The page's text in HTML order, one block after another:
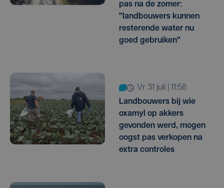
pas na de zomer:
"landbouwers kunnen
resterende water nu
goed gebruiken"
vr 31 juli | 11:58
Landbouwers bij wie
oxamyl op akkers
gevonden werd, mogen
oogst pas verkopen na
extra controles